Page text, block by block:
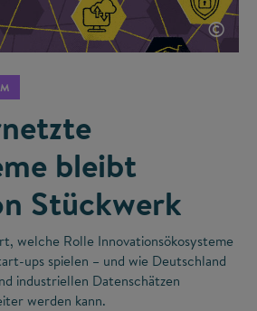
©
bleibt
Stückwerk
welche Rolle Innovationsökosysteme
ups spielen – und wie Deutschland
industriellen Datenschätzen
werden kann.